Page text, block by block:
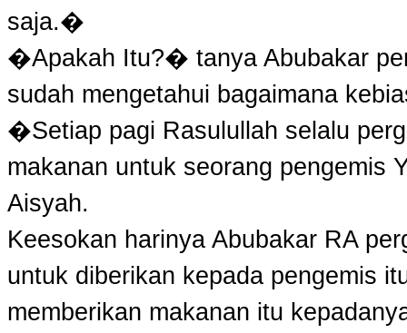
saja.�
�Apakah Itu?� tanya Abubakar
sudah mengetahui bagaimana
�Setiap pagi Rasulullah selalu
makanan untuk seorang pengemis
Aisyah.
Keesokan harinya Abubakar RA
untuk diberikan kepada pengemis
memberikan makanan itu